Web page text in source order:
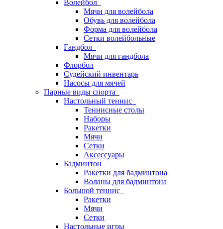
Волейбол
Мячи для волейбола
Обувь для волейбола
Форма для волейбола
Сетки волейбольные
Гандбол
Мячи для гандбола
Флорбол
Судейский инвентарь
Насосы для мячей
Парные виды спорта
Настольный теннис
Теннисные столы
Наборы
Ракетки
Мячи
Сетки
Аксессуары
Бадминтон
Ракетки для бадминтона
Воланы для бадминтона
Большой теннис
Ракетки
Мячи
Сетки
Настольные игры